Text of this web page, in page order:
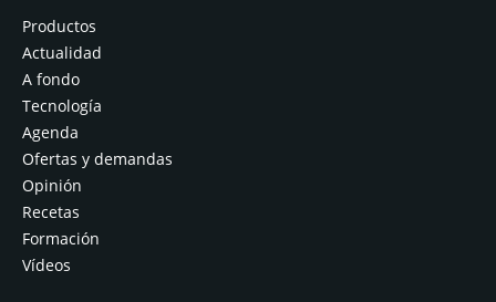
Productos
Actualidad
A fondo
Tecnología
Agenda
Ofertas y demandas
Opinión
Recetas
Formación
Vídeos